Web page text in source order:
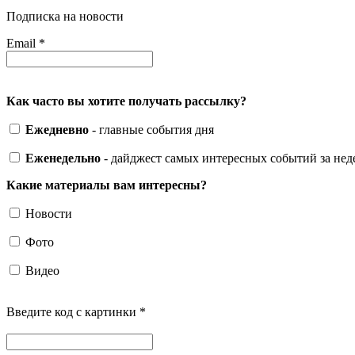
Подписка на новости
Email *
Как часто вы хотите получать рассылку?
Ежедневно - главные события дня
Еженедельно - дайджест самых интересных событий за
Какие материалы вам интересны?
Новости
Фото
Видео
Введите код с картинки *